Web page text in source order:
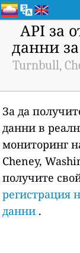
API за
данни
Turnbull,
За да
данни в
мониторинг
Cheney,
получите
регистрация
данни .